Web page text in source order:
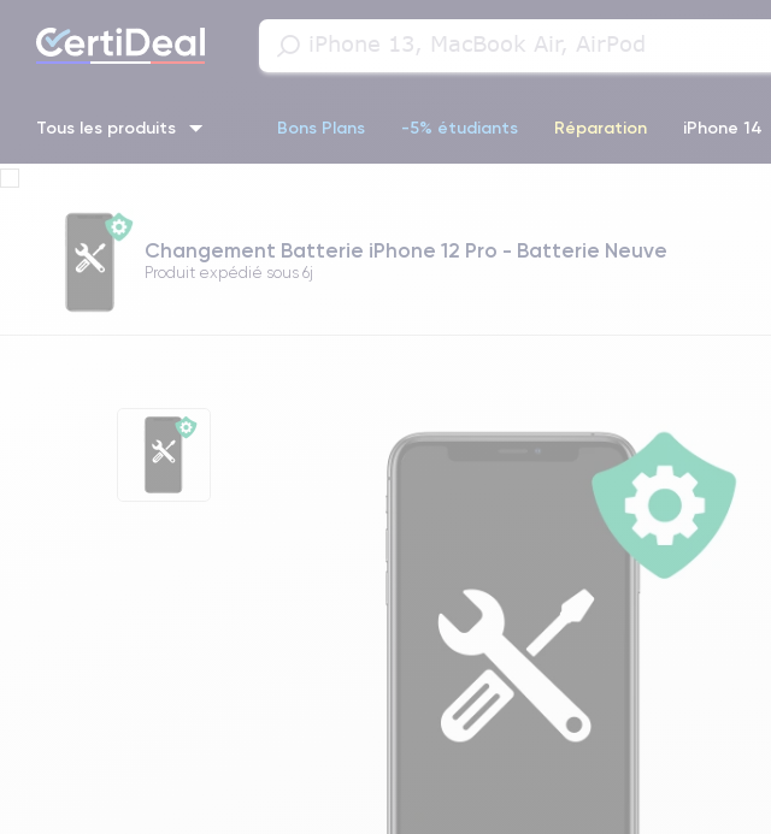
Tous les produits Bons Plans -5% étudiants Réparation iPhone 14
iPhone 11 Pro iPhone 14 pro
Changement Batterie iPhone 12 Pro - Batterie Neuve
Produit expédié sous 6j